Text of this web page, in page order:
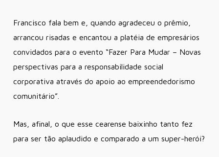
Francisco fala bem e, quando agradeceu o prêmio,
arrancou risadas e encantou a platéia de empresários
convidados para o evento “Fazer Para Mudar – Novas
perspectivas para a responsabilidade social
corporativa através do apoio ao empreendedorismo
comunitário”.
Mas, afinal, o que esse cearense baixinho tanto fez
para ser tão aplaudido e comparado a um super-herói?